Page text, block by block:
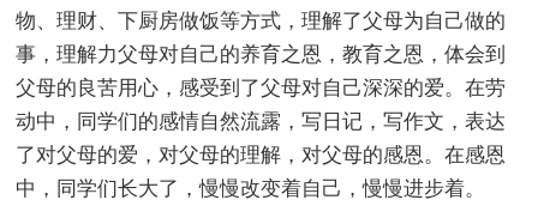
物、理财、下厨房做饭等方式，理解了父母为自己做的
事，理解力父母对自己的养育之恩，教育之恩，体会到
父母的良苦用心，感受到了父母对自己深深的爱。在劳
动中，同学们的感情自然流露，写日记，写作文，表达
了对父母的爱，对父母的理解，对父母的感恩。在感恩
中，同学们长大了，慢慢改变着自己，慢慢进步着。